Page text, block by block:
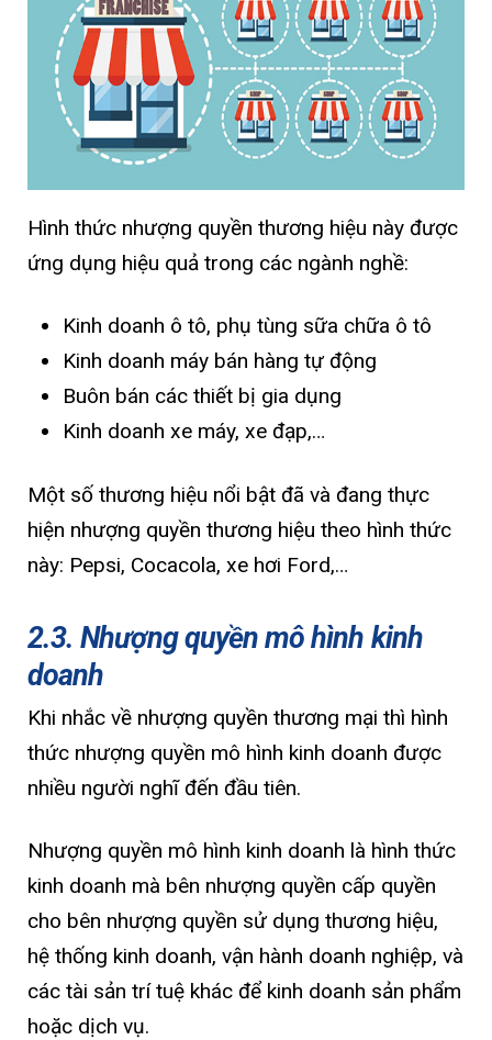
Hình thức nhượng quyền thương hiệu này được
ứng dụng hiệu quả trong các ngành nghề:
Kinh doanh ô tô, phụ tùng sữa chữa ô tô
Kinh doanh máy bán hàng tự động
Buôn bán các thiết bị gia dụng
Kinh doanh xe máy, xe đạp,…
Một số thương hiệu nổi bật đã và đang thực
hiện nhượng quyền thương hiệu theo hình thức
này: Pepsi, Cocacola, xe hơi Ford,…
2.3. Nhượng quyền mô hình kinh
doanh
Khi nhắc về nhượng quyền thương mại thì hình
thức nhượng quyền mô hình kinh doanh được
nhiều người nghĩ đến đầu tiên.
Nhượng quyền mô hình kinh doanh là hình thức
kinh doanh mà bên nhượng quyền cấp quyền
cho bên nhượng quyền sử dụng thương hiệu,
hệ thống kinh doanh, vận hành doanh nghiệp, và
các tài sản trí tuệ khác để kinh doanh sản phẩm
hoặc dịch vụ.